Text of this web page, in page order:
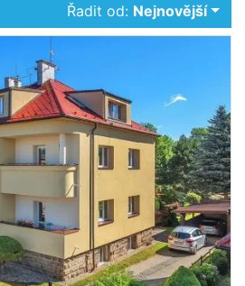
Řadit od: Nejnovější